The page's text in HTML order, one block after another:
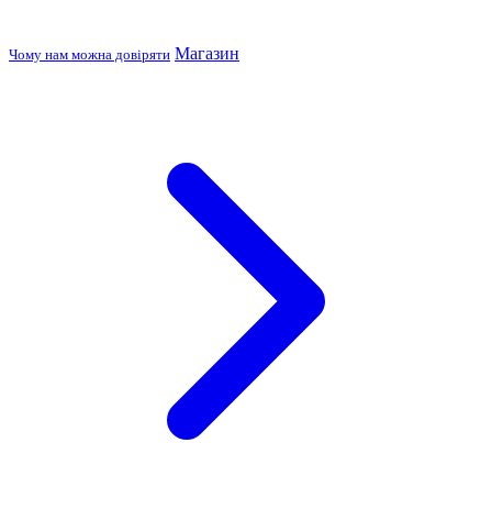
Чому нам можна довіряти Магазин